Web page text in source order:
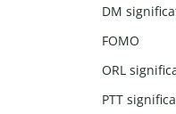
DM
FOMO
ORL
PTT